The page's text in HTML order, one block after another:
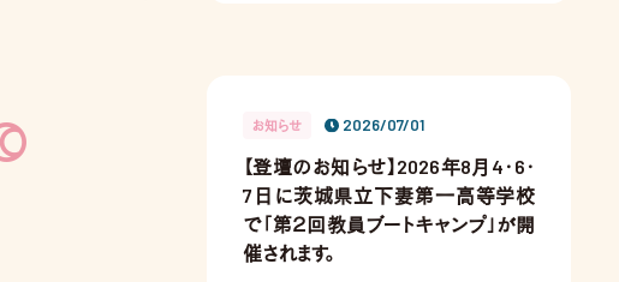
お知らせ 2026/07/01
【登壇のお知らせ】2026年8月4・6・
7日に茨城県立下妻第一高等学校
で「第２回教員ブートキャンプ」が開
催されます。